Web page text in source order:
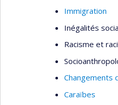
Sciences
médicale,
Réalités
Immigration
Inégalités
Racisme et
Changements
Caraïbes